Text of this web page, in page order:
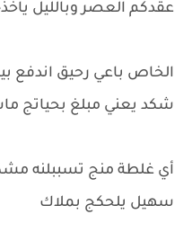
عقدكم العصر وبالليل
الخاص باعي رحيق اندفع
شكد يعني مبلغ بحياتج
أي غلطة منج تسببلنه
سهيل يلحكج بملاك